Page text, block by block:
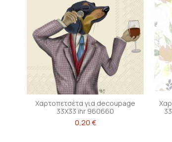
Χαρτοπετσέτα για decoupage
33X33 ihr 960660
0,20 €